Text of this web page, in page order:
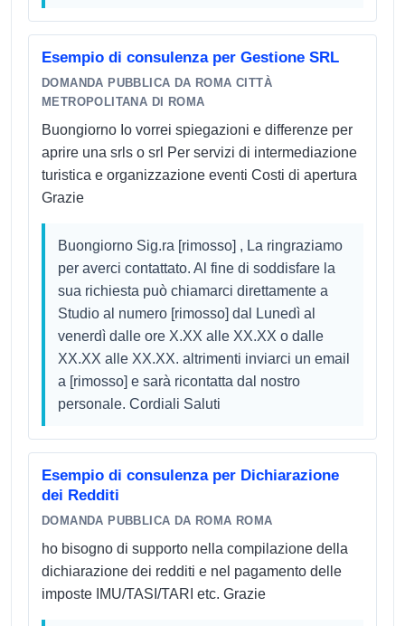
Esempio di consulenza per Gestione SRL
DOMANDA PUBBLICA DA ROMA CITTÀ
METROPOLITANA DI ROMA
Buongiorno Io vorrei spiegazioni e differenze per
aprire una srls o srl Per servizi di intermediazione
turistica e organizzazione eventi Costi di apertura
Grazie
Buongiorno Sig.ra [rimosso] , La ringraziamo
per averci contattato. Al fine di soddisfare la
sua richiesta può chiamarci direttamente a
Studio al numero [rimosso] dal Lunedì al
venerdì dalle ore X.XX alle XX.XX o dalle
XX.XX alle XX.XX. altrimenti inviarci un email
a [rimosso] e sarà ricontatta dal nostro
personale. Cordiali Saluti
Esempio di consulenza per Dichiarazione
dei Redditi
DOMANDA PUBBLICA DA ROMA ROMA
ho bisogno di supporto nella compilazione della
dichiarazione dei redditi e nel pagamento delle
imposte IMU/TASI/TARI etc. Grazie